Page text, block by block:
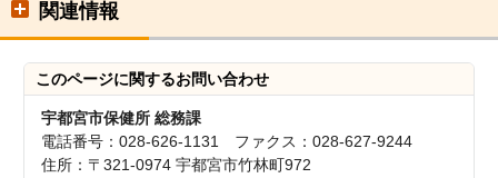
関連情報
このページに関するお問い合わせ
宇都宮市保健所 総務課
電話番号：028-626-1131 ファクス：028-627-9244
住所：〒321-0974 宇都宮市竹林町972